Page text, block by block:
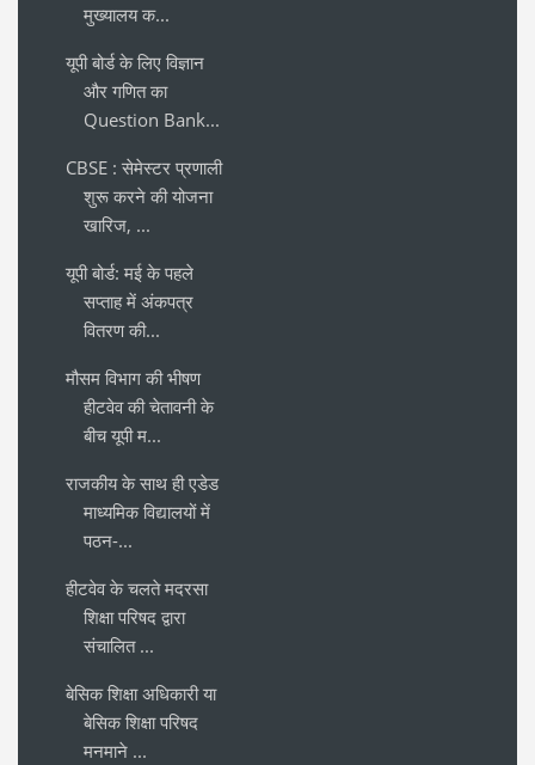
मुख्यालय क...
यूपी बोर्ड के लिए विज्ञान
और गणित का
Question Bank...
CBSE : सेमेस्टर प्रणाली
शुरू करने की योजना
खारिज, ...
यूपी बोर्ड: मई के पहले
सप्ताह में अंकपत्र
वितरण की...
मौसम विभाग की भीषण
हीटवेव की चेतावनी के
बीच यूपी म...
राजकीय के साथ ही एडेड
माध्यमिक विद्यालयों में
पठन-...
हीटवेव के चलते मदरसा
शिक्षा परिषद द्वारा
संचालित ...
बेसिक शिक्षा अधिकारी या
बेसिक शिक्षा परिषद
मनमाने ...